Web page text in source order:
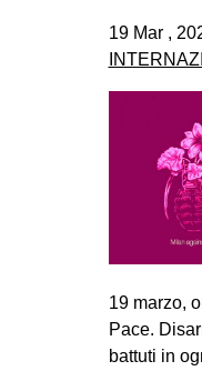
19 Mar ,
19 marzo,
Pace.
battuti in